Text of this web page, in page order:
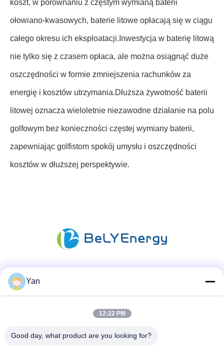
koszt, w porównaniu z częstym wymianą baterii
ołowiano-kwasowych, baterie litowe opłacają się w ciągu
całego okresu ich eksploatacji.Inwestycja w baterię litową
nie tylko się z czasem opłaca, ale można osiągnąć duże
oszczędności w formie zmniejszenia rachunków za
energię i kosztów utrzymania.Dłuższa żywotność baterii
litowej oznacza wieloletnie niezawodne działanie na polu
golfowym bez konieczności częstej wymiany baterii,
zapewniając golfistom spokój umysłu i oszczędności
kosztów w dłuższej perspektywie.
Yan
12:22 PM
Good day, what product are you looking for?